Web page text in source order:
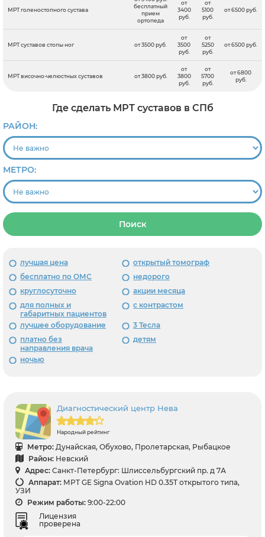
МРТ голеностопного сустава
бесплатный
прием
ортопеда
от
3400
руб.
от
5100
руб.
от 6500 руб.
МРТ суставов стопы ног от 3500 руб.
от
3500
руб.
от
5250
руб.
от 6500 руб.
МРТ височно-челюстных суставов от 3800 руб.
от
3800
руб.
от
5700
руб.
от 6800
руб.
Где сделать МРТ суставов в СПб
РАЙОН:
МЕТРО:
Поиск
лучшая цена
открытый томограф
бесплатно по ОМС
недорого
круглосуточно
акции месяца
для полных и
габаритных пациентов
с контрастом
лучшее оборудование
3 Тесла
платно без
направления врача
детям
ночью
Диагностический центр Нева
Народный рейтинг
Метро: Дунайская, Обухово, Пролетарская, Рыбацкое
Район: Невский
Адрес: Санкт-Петербург: Шлиссельбургский пр. д 7А
Аппарат: МРТ GE Signa Ovation HD 0.35T открытого типа,
УЗИ
Режим работы: 9:00-22:00
Лицензия
проверена